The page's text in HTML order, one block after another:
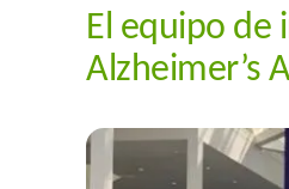
El equipo de
Alzheimer’s